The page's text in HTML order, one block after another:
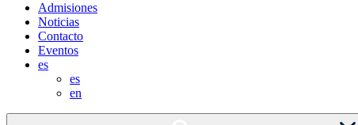
Admisiones
Noticias
Contacto
Eventos
es
es
en